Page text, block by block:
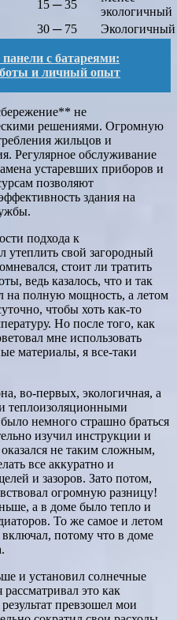
15 ─ 35
экологичный
30 ─ 75 Экологичный
с батареями:
и личный опыт
не
решениями. Огромную
жильцов и
Регулярное обслуживание
устаревших приборов и
позволяют
здания на
подхода к
утеплить свой загородный
стоит ли тратить
ведь казалось, что и так
на полную мощность, а летом
чтобы хоть как-то
Но после того, как
мне использовать
материалы, я все-таки
во-первых, экологичная, а
теплоизоляционными
немного страшно браться
изучил инструкции и
не таким сложным,
все аккуратно и
и зазоров. Зато потом,
огромную разницу!
а в доме было тепло и
То же самое и летом
потому что в доме
и установил солнечные
это как
превзошел мои